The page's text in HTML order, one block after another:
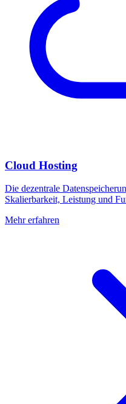
Cloud Hosting
Die dezentrale
Skalierbarkeit, Leistung und
Mehr erfahren